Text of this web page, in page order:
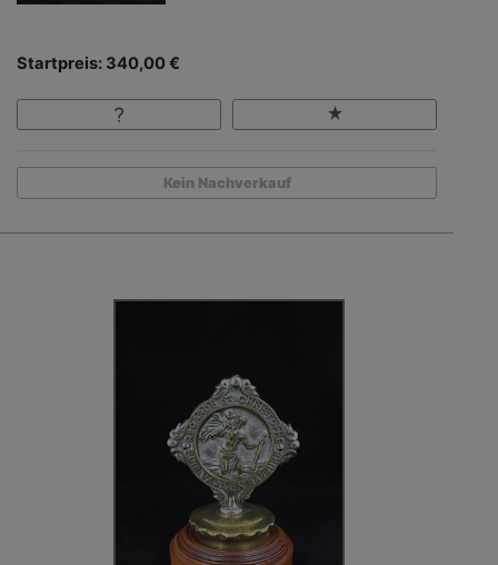
Startpreis: 340,00 €
Kein Nachverkauf